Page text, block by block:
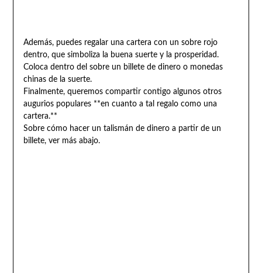
Además, puedes regalar una cartera con un sobre rojo
dentro, que simboliza la buena suerte y la prosperidad.
Coloca dentro del sobre un billete de dinero o monedas
chinas de la suerte.
Finalmente, queremos compartir contigo algunos otros
augurios populares **en cuanto a tal regalo como una
cartera.**
Sobre cómo hacer un talismán de dinero a partir de un
billete, ver más abajo.